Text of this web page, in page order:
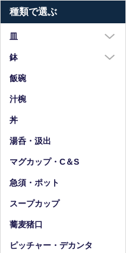
種類で選ぶ
皿
大皿（8寸以上）
中皿（5～7寸）
小皿（4寸以下）
鉢
大鉢（8寸以上）
中鉢（5～7寸）
飯碗
汁椀
丼
湯呑・汲出
マグカップ・C＆S
急須・ポット
スープカップ
蕎麦猪口
ピッチャー・デカンタ